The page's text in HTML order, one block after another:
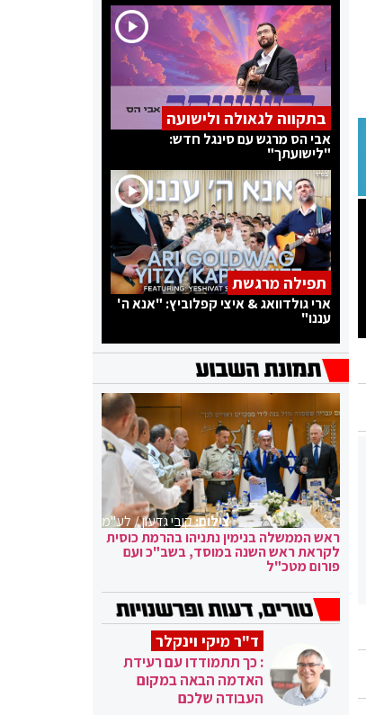
בתקווה לגאולה ולישועה
אבי הס מרגש עם סינגל חדש:
"לישועתך"
תפילה מרגשת
ארי גולדוואג & איצי קפלוביץ: "אנא ה'
עננו"
צילום:קובי גדעון / לע"מ
ראש הממשלה בנימין נתניהו בהרמת כוסית
לקראת ראש השנה במוסד, בשב"כ ועם
פורום מטכ"ל
ד"ר מיקי וינקלר
: כך תתמודדו עם רעידת
האדמה הבאה במקום
העבודה שלכם